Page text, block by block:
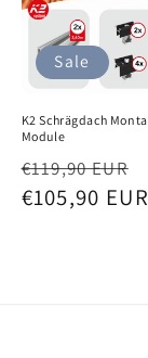
Sale
K2 Schrägdach
Module
Normaler
Preis
€119,90 EUR
€105,90 EUR